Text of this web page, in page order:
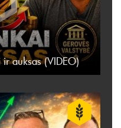
auksas (VIDEO)